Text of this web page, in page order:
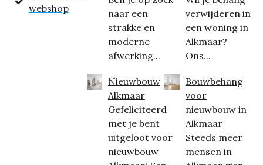
webshop
naar een
strakke en
moderne
afwerking...
Nieuwbouw
Alkmaar
Gefeliciteerd
met je bent
uitgeloot voor
nieuwbouw
verwijderen in
een woning in
Alkmaar?
Ons...
Bouwbehang
voor
nieuwbouw in
Alkmaar
Steeds meer
mensen in